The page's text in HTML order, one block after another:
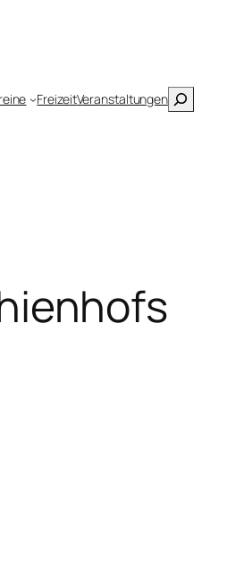
FreizeitVeranstaltungen Suchen